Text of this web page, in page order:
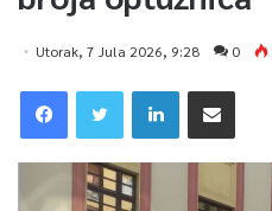
Utorak, 7 Jula 2026, 9:28 0